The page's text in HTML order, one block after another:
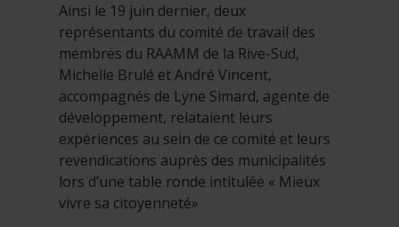
Ainsi le 19 juin dernier, deux
représentants du comité de travail des
membres du RAAMM de la Rive-Sud,
Michelle Brulé et André Vincent,
accompagnés de Lyne Simard, agente de
développement, relataient leurs
expériences au sein de ce comité et leurs
revendications auprès des municipalités
lors d’une table ronde intitulée « Mieux
vivre sa citoyenneté»